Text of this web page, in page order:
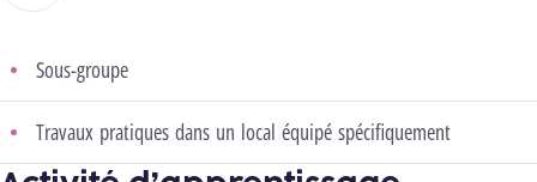
Sous-groupe
Travaux pratiques dans un local équipé spécifiquement